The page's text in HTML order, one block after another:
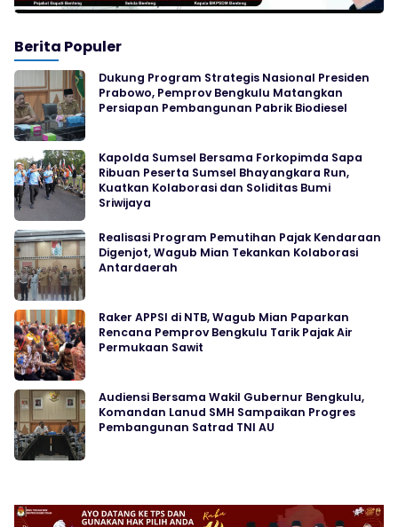
Berita Populer
Dukung Program Strategis Nasional Presiden
Prabowo, Pemprov Bengkulu Matangkan
Persiapan Pembangunan Pabrik Biodiesel
Kapolda Sumsel Bersama Forkopimda Sapa
Ribuan Peserta Sumsel Bhayangkara Run,
Kuatkan Kolaborasi dan Soliditas Bumi
Sriwijaya
Realisasi Program Pemutihan Pajak Kendaraan
Digenjot, Wagub Mian Tekankan Kolaborasi
Antardaerah
Raker APPSI di NTB, Wagub Mian Paparkan
Rencana Pemprov Bengkulu Tarik Pajak Air
Permukaan Sawit
Audiensi Bersama Wakil Gubernur Bengkulu,
Komandan Lanud SMH Sampaikan Progres
Pembangunan Satrad TNI AU